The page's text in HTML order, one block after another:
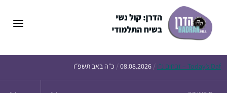
Today’s Daf – זבחים נ״ו /
08.08.2026
/ כ״ה באב תשפ״ו